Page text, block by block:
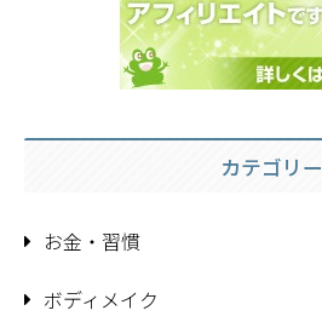
カテゴリー
お金・習慣
ボディメイク